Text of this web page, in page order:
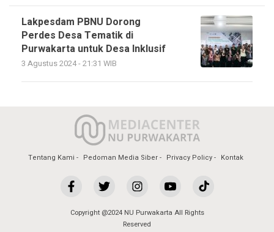
Lakpesdam PBNU Dorong
Perdes Desa Tematik di
Purwakarta untuk Desa Inklusif
3 Agustus 2024 - 21:31 WIB
Tentang Kami Pedoman Media Siber Privacy Policy Kontak
Copyright @2024 NU Purwakarta All Rights
Reserved